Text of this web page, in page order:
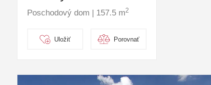
Poschodový dom | 157.5 m2
Uložiť Porovnať